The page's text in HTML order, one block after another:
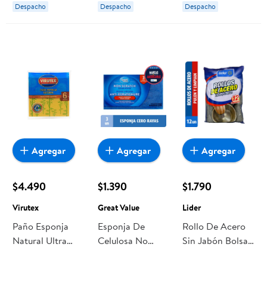
Despacho Despacho Despacho
$4.490
Virutex
Paño Esponja
Natural Ultra
Agregar
$1.390
Great Value
Esponja De
Celulosa No
Agregar
$1.790
Lider
Rollo De Acero
Sin Jabón Bolsa
Agregar